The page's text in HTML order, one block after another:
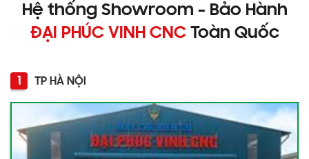
Hệ thống Showroom - Bảo Hành
ĐẠI PHÚC VINH CNCToàn Quốc
1 TP HÀ NỘI